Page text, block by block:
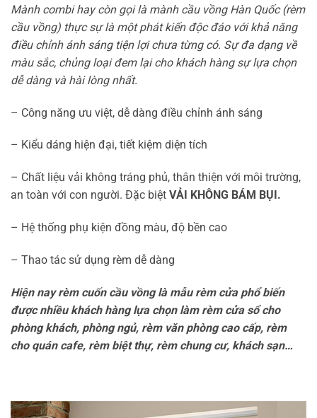
Mành combi hay còn gọi là mành cầu vồng Hàn Quốc (rèm
cầu vồng) thực sự là một phát kiến độc đáo với khả năng
điều chỉnh ánh sáng tiện lợi chưa từng có. Sự đa dạng về
màu sắc, chủng loại đem lại cho khách hàng sự lựa chọn
dễ dàng và hài lòng nhất.
– Công năng ưu việt, dễ dàng điều chỉnh ánh sáng
– Kiểu dáng hiện đại, tiết kiệm diện tích
– Chất liệu vải không tráng phủ, thân thiện với môi trường,
an toàn với con người. Đặc biệt VẢI KHÔNG BÁM BỤI.
– Hệ thống phụ kiện đồng màu, độ bền cao
– Thao tác sử dụng rèm dễ dàng
Hiện nay rèm cuốn cầu vồng là mẫu rèm cửa phổ biến
được nhiều khách hàng lựa chọn làm rèm cửa sổ cho
phòng khách, phòng ngủ, rèm văn phòng cao cấp, rèm
cho quán cafe, rèm biệt thự, rèm chung cư, khách sạn…